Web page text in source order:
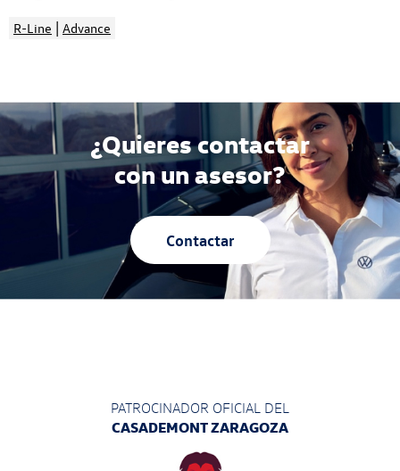
R-Line | Advance
¿Quieres contactar
con un asesor?
Contactar
PATROCINADOR OFICIAL DEL
CASADEMONT ZARAGOZA